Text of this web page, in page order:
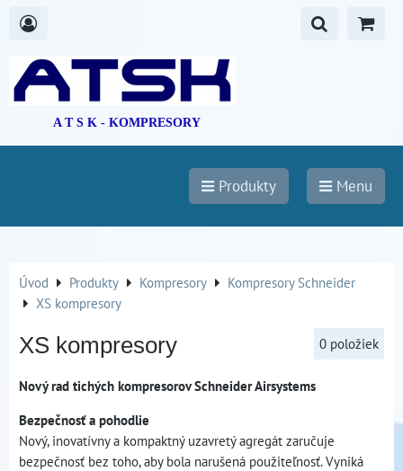
A T S K - KOMPRESORY
Produkty Menu
Úvod Produkty Kompresory
Kompresory Schneider
XS kompresory
XS kompresory 0 položiek
Nový rad tichých kompresorov Schneider Airsystems
Bezpečnosť a pohodlie
Nový, inovatívny a kompaktný uzavretý agregát zaručuje
bezpečnosť bez toho, aby bola narušená použiteľnosť. Vyniká